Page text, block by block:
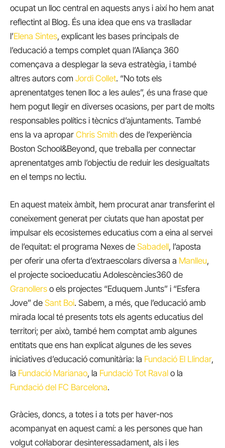
ocupat un lloc central en aquests anys i així ho hem anat
reflectint al Blog. És una idea que ens va traslladar
l’Elena Sintes, explicant les bases principals de
l’educació a temps complet quan l’Aliança 360
començava a desplegar la seva estratègia, i també
altres autors com Jordi Collet. “No tots els
aprenentatges tenen lloc a les aules”, és una frase que
hem pogut llegir en diverses ocasions, per part de molts
responsables polítics i tècnics d’ajuntaments. També
ens la va apropar Chris Smith des de l’experiència
Boston School&Beyond, que treballa per connectar
aprenentatges amb l’objectiu de reduir les desigualtats
en el temps no lectiu.
En aquest mateix àmbit, hem procurat anar transferint el
coneixement generat per ciutats que han apostat per
impulsar els ecosistemes educatius com a eina al servei
de l’equitat: el programa Nexes de Sabadell, l’aposta
per oferir una oferta d’extraescolars diversa a Manlleu,
el projecte socioeducatiu Adolescències360 de
Granollers o els projectes “Eduquem Junts” i “Esfera
Jove” de Sant Boi. Sabem, a més, que l’educació amb
mirada local té presents tots els agents educatius del
territori; per això, també hem comptat amb algunes
entitats que ens han explicat algunes de les seves
iniciatives d’educació comunitària: la Fundació El Llindar,
la Fundació Marianao, la Fundació Tot Raval o la
Fundació del FC Barcelona.
Gràcies, doncs, a totes i a tots per haver-nos
acompanyat en aquest camí: a les persones que han
volgut col·laborar desinteressadament, als i les